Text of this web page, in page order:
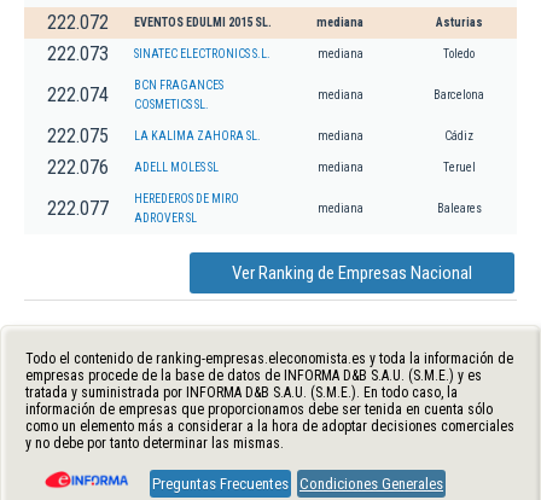
222.072 EVENTOS EDULMI 2015 SL. mediana Asturias
222.073 SINATEC ELECTRONICS S.L. mediana Toledo
222.074
BCN FRAGANCES
COSMETICS SL.
mediana Barcelona
222.075 LA KALIMA ZAHORA SL. mediana Cádiz
222.076 ADELL MOLES SL mediana Teruel
222.077
HEREDEROS DE MIRO
ADROVER SL
mediana Baleares
Ver Ranking de Empresas Nacional
Todo el contenido de ranking-empresas.eleconomista.es y toda la información de
empresas procede de la base de datos de INFORMA D&B S.A.U. (S.M.E.) y es
tratada y suministrada por INFORMA D&B S.A.U. (S.M.E.). En todo caso, la
información de empresas que proporcionamos debe ser tenida en cuenta sólo
como un elemento más a considerar a la hora de adoptar decisiones comerciales
y no debe por tanto determinar las mismas.
Preguntas Frecuentes Condiciones Generales